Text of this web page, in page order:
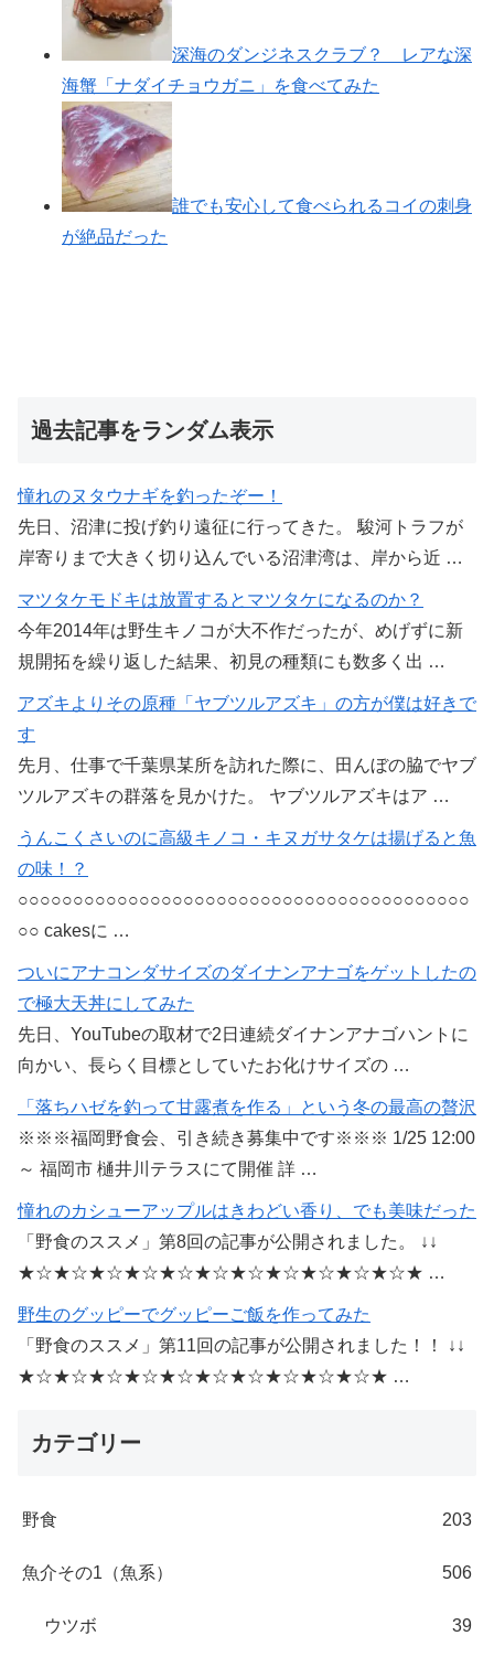
深海のダンジネスクラブ？ レアな深
海蟹「ナダイチョウガニ」を食べてみた
誰でも安心して食べられるコイの刺身
が絶品だった
過去記事をランダム表示
憧れのヌタウナギを釣ったぞー！
先日、沼津に投げ釣り遠征に行ってきた。 駿河トラフが
岸寄りまで大きく切り込んでいる沼津湾は、岸から近 …
マツタケモドキは放置するとマツタケになるのか？
今年2014年は野生キノコが大不作だったが、めげずに新
規開拓を繰り返した結果、初見の種類にも数多く出 …
アズキよりその原種「ヤブツルアズキ」の方が僕は好きで
す
先月、仕事で千葉県某所を訪れた際に、田んぼの脇でヤブ
ツルアズキの群落を見かけた。 ヤブツルアズキはア …
うんこくさいのに高級キノコ・キヌガサタケは揚げると魚
の味！？
○○○○○○○○○○○○○○○○○○○○○○○○○○○○○○○○○○○○○○○○○
○○ cakesに …
ついにアナコンダサイズのダイナンアナゴをゲットしたの
で極大天丼にしてみた
先日、YouTubeの取材で2日連続ダイナンアナゴハントに
向かい、長らく目標としていたお化けサイズの …
「落ちハゼを釣って甘露煮を作る」という冬の最高の贅沢
※※※福岡野食会、引き続き募集中です※※※ 1/25 12:00
～ 福岡市 樋井川テラスにて開催 詳 …
憧れのカシューアップルはきわどい香り、でも美味だった
「野食のススメ」第8回の記事が公開されました。 ↓↓
★☆★☆★☆★☆★☆★☆★☆★☆★☆★☆★☆★ …
野生のグッピーでグッピーご飯を作ってみた
「野食のススメ」第11回の記事が公開されました！！ ↓↓
★☆★☆★☆★☆★☆★☆★☆★☆★☆★☆★ …
カテゴリー
野食 203
魚介その1（魚系） 506
ウツボ 39